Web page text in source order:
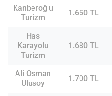
Kanberoğlu
Turizm
1.650 TL
Has
Karayolu
Turizm
1.680 TL
Ali Osman
Ulusoy
1.700 TL